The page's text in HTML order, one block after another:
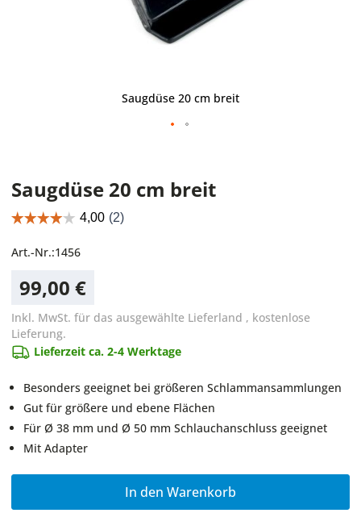
Saugdüse 20 cm breit
Saugdüse 20 cm breit
Art.-Nr.:1456
99,00 €
Inkl. MwSt. für das ausgewählte Lieferland , kostenlose
Lieferung.
Lieferzeit ca. 2-4 Werktage
Besonders geeignet bei größeren Schlammansammlungen
Gut für größere und ebene Flächen
Für Ø 38 mm und Ø 50 mm Schlauchanschluss geeignet
Mit Adapter
In den Warenkorb